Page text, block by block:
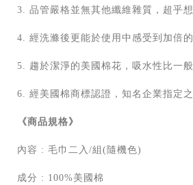
3. 品管嚴格並無其他纖維雜質，超乎
4. 經洗滌後更能於使用中感受到加倍
5. 趨於潔淨的美國棉花，吸水性比一
6. 經美國棉商標認證，知名企業指定
《商品規格》
內容 : 毛巾二入/組(隨機色)
成分 : 100%美國棉